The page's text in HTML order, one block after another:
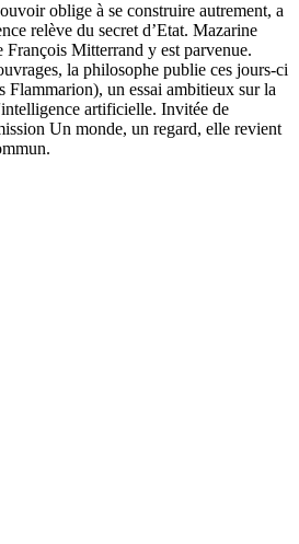
oblige à se construire autrement, a
relève du secret d’Etat. Mazarine
Mitterrand y est parvenue.
la philosophe publie ces jours-ci
Flammarion), un essai ambitieux sur la
artificielle. Invitée de
Un monde, un regard, elle revient